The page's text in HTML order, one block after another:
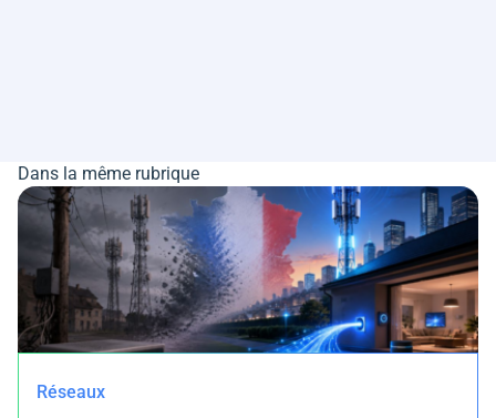
Dans la même rubrique
Réseaux